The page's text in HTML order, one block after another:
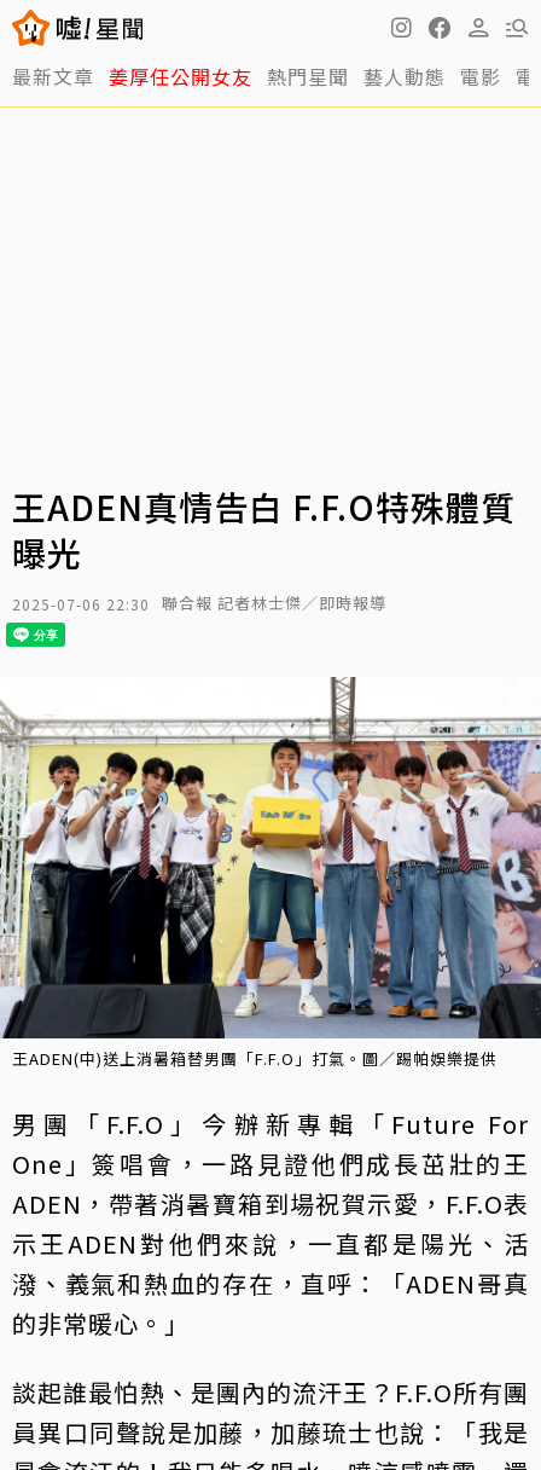
最新文章 姜厚任公開女友 熱門星聞 藝人動態 電影
王ADEN真情告白 F.F.O特殊體質
曝光
2025-07-06 22:30 聯合報 記者林士傑／即時報導
王ADEN(中)送上消暑箱替男團「F.F.O」打氣。圖／踢帕娛樂提供
男團「F.F.O」今辦新專輯「Future For
One」簽唱會，一路見證他們成長茁壯的王
ADEN，帶著消暑寶箱到場祝賀示愛，F.F.O表
示王ADEN對他們來說，一直都是陽光、活
潑、義氣和熱血的存在，直呼：「ADEN哥真
的非常暖心。」
談起誰最怕熱、是團內的流汗王？F.F.O所有團
員異口同聲說是加藤，加藤琉士也說：「我是